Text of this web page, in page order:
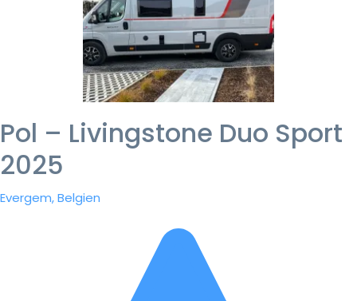
Pol – Livingstone Duo Sport
2025
Evergem, Belgien